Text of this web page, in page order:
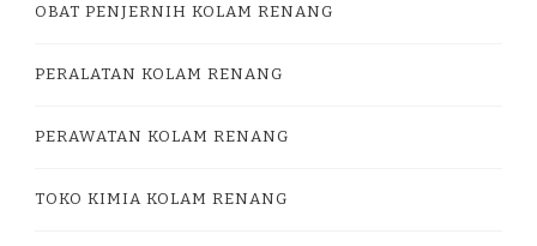
OBAT PENJERNIH KOLAM RENANG
PERALATAN KOLAM RENANG
PERAWATAN KOLAM RENANG
TOKO KIMIA KOLAM RENANG